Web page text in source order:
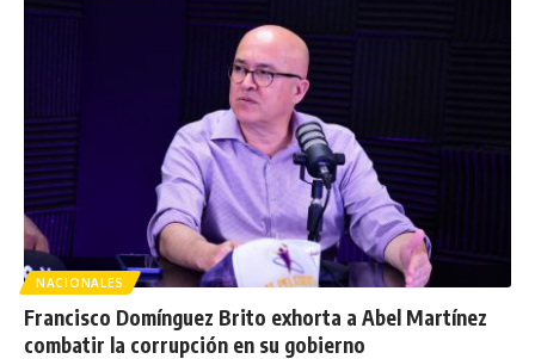
NACIONALES
Francisco Domínguez Brito exhorta a Abel Martínez
combatir la corrupción en su gobierno